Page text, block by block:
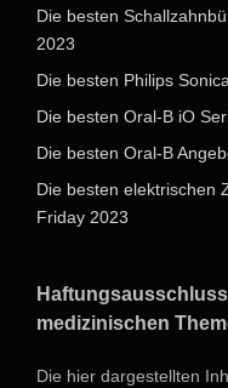
Die besten
2023
Die besten Philips
Die besten Oral-B iO
Die besten Oral-B
Die besten elektrischen
Friday 2023
medizinischen
Die hier dargestellten